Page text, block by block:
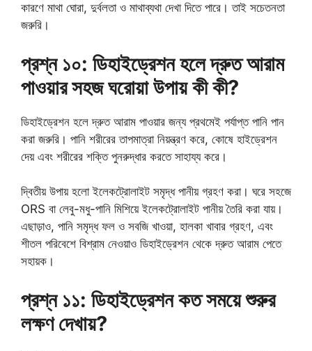
কারণে মাথা ঘোরা, দুর্বলতা ও মাথাব্যথা দেখা দিতে পারে। তাই সচেতনতা
জরুরি।
প্রশ্ন ১০: ডিহাইড্রেশন হলে দ্রুত আরাম
পাওয়ার সহজ ঘরোয়া উপায় কী কী?
ডিহাইড্রেশন হলে দ্রুত আরাম পাওয়ার জন্য প্রথমেই পর্যাপ্ত পানি পান
করা জরুরি। পানি শরীরের তাপমাত্রা নিয়ন্ত্রণ করে, কোষে হাইড্রেশন
দেয় এবং শরীরের শক্তি পুনরুদ্ধার করতে সাহায্য করে।
দ্বিতীয় উপায় হলো ইলেকট্রোলাইট সমৃদ্ধ পানীয় গ্রহণ করা। ঘরে সহজে
ORS বা লেবু-মধু-পানি মিশিয়ে ইলেকট্রোলাইট পানীয় তৈরি করা যায়।
এছাড়াও, পানি সমৃদ্ধ ফল ও সবজি খাওয়া, হালকা খাবার গ্রহণ, এবং
শীতল পরিবেশে বিশ্রাম নেওয়াও ডিহাইড্রেশন থেকে দ্রুত আরাম পেতে
সহায়ক।
প্রশ্ন ১১: ডিহাইড্রেশন কত সময়ে শুরুর
লক্ষণ দেখায়?